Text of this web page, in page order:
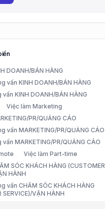
DOANH/BÁN HÀNG
vấn KINH DOANH/BÁN HÀNG
vấn KINH DOANH/BÁN HÀNG
Việc làm Marketing
PR/QUẢNG CÁO
vấn MARKETING/PR/QUẢNG CÁO
vấn MARKETING/PR/QUẢNG CÁO
Việc làm Part-time
SÓC KHÁCH HÀNG (CUSTOMER
HÀNH
vấn CHĂM SÓC KHÁCH HÀNG
SERVICE)/VẬN HÀNH